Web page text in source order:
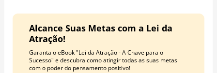
Alcance Suas Metas com a Lei da
Atração!
Garanta o eBook "Lei da Atração - A Chave para o
Sucesso" e descubra como atingir todas as suas metas
com o poder do pensamento positivo!